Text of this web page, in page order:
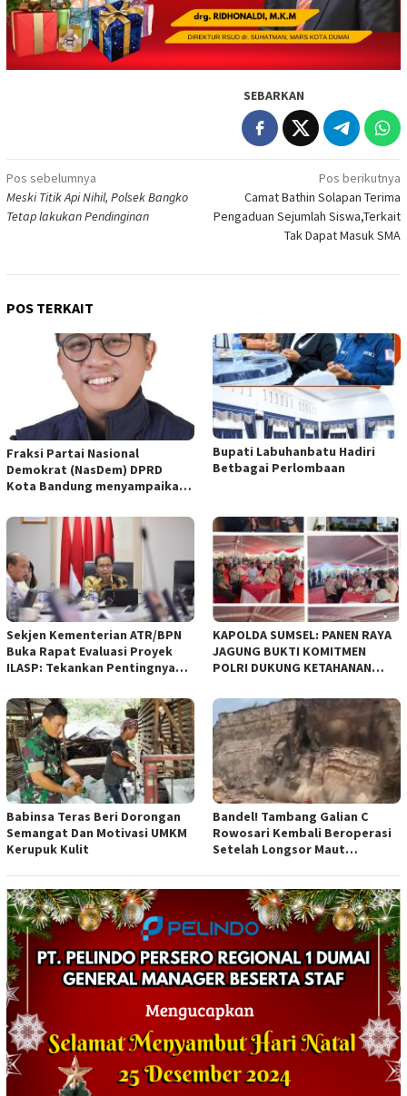
SEBARKAN
Navigasi
pos
Pos sebelumnya
Meski Titik Api Nihil, Polsek Bangko
Tetap lakukan Pendinginan
Pos berikutnya
Camat Bathin Solapan Terima
Pengaduan Sejumlah Siswa,Terkait
Tak Dapat Masuk SMA
POS TERKAIT
Fraksi Partai Nasional
Demokrat (NasDem) DPRD
Kota Bandung menyampaikan
empat Rancangan Peraturan
Daerah (Raperda) yang
diajukan Pemerintah Kota
Bandung
Bupati Labuhanbatu Hadiri
Betbagai Perlombaan
Sekjen Kementerian ATR/BPN
Buka Rapat Evaluasi Proyek
ILASP: Tekankan Pentingnya
Anggaran
KAPOLDA SUMSEL: PANEN RAYA
JAGUNG BUKTI KOMITMEN
POLRI DUKUNG KETAHANAN
Babinsa Teras Beri Dorongan
Semangat Dan Motivasi UMKM
Kerupuk Kulit
Bandel! Tambang Galian C
Rowosari Kembali Beroperasi
Setelah Longsor Maut